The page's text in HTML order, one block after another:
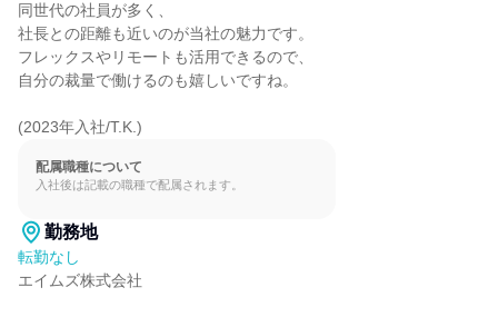
同世代の社員が多く、
社長との距離も近いのが当社の魅力です。
フレックスやリモートも活用できるので、
自分の裁量で働けるのも嬉しいですね。
(2023年入社/T.K.)
配属職種について
入社後は記載の職種で配属されます。
勤務地
転勤なし
エイムズ株式会社